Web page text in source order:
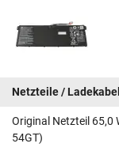
Netzteile / Ladekabel
Original Netzteil 65,0
54GT)